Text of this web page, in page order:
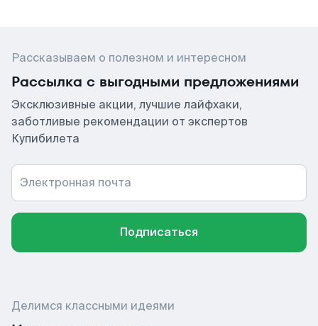
Рассказываем о полезном и интересном
Рассылка с выгодными предложениями
Эксклюзивные акции, лучшие лайфхаки,
заботливые рекомендации от экспертов
Купибилета
Электронная почта
Подписаться
Делимся классными идеями